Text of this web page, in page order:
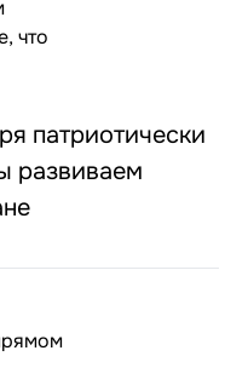
патриотически
развиваем